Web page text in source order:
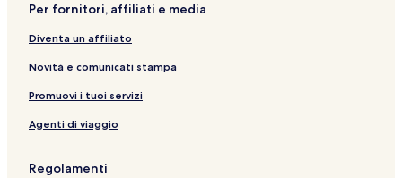
Per fornitori, affiliati e media
Diventa un affiliato
Novità e comunicati stampa
Promuovi i tuoi servizi
Agenti di viaggio
Regolamenti